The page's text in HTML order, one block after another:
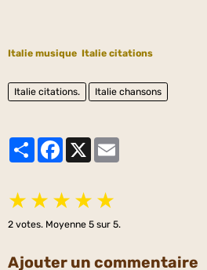
Italie musique Italie citations
Italie citations. Italie chansons
PartagerFacebook
★ ★ ★ ★ ★
2 votes. Moyenne 5 sur 5.
Ajouter un commentaire